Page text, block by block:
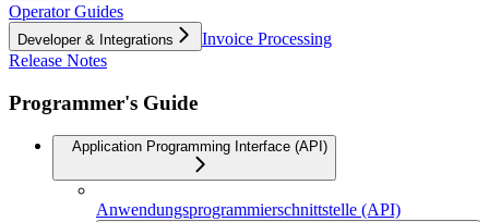
Operator Guides
Developer & Integrations
Invoice Processing
Release Notes
Programmer's Guide
Application Programming Interface (API)
Anwendungsprogrammierschnittstelle (API)